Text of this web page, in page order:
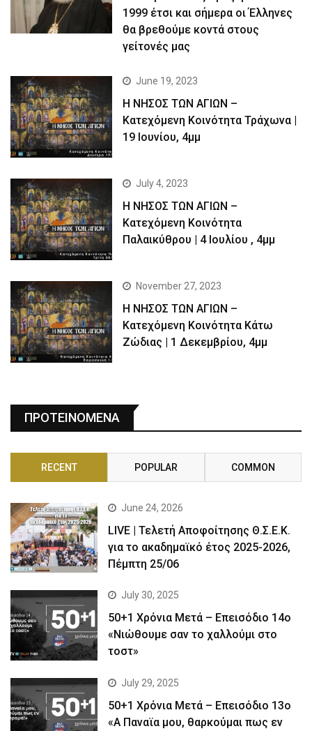
1999 έτσι και σήμερα οι Έλληνες
θα βρεθούμε κοντά στους
γείτονές μας
June 19, 2023
Η ΝΗΣΟΣ ΤΩΝ ΑΓΙΩΝ –
Kατεχόμενη Κοινότητα Τράχωνα |
19 Ιουνίου, 4μμ
July 4, 2023
Η ΝΗΣΟΣ ΤΩΝ ΑΓΙΩΝ –
Kατεχόμενη Κοινότητα
Παλαικύθρου | 4 Ιουλίου , 4μμ
November 27, 2023
Η ΝΗΣΟΣ ΤΩΝ ΑΓΙΩΝ –
Κατεχόμενη Κοινότητα Κάτω
Ζώδιας | 1 Δεκεμβρίου, 4μμ
ΠΡΟΤΕΙΝΟΜΕΝΑ
RECENT POPULAR COMMON
June 24, 2026
LIVE | Τελετή Αποφοίτησης Θ.Σ.Ε.Κ.
για το ακαδημαϊκό έτος 2025-2026,
Πέμπτη 25/06
July 30, 2025
50+1 Χρόνια Μετά – Επεισόδιο 14ο
«Νιώθουμε σαν το χαλλούμι στο
τοστ»
July 29, 2025
50+1 Χρόνια Μετά – Επεισόδιο 13ο
«Α Παναϊα μου, θαρκούμαι πως εν